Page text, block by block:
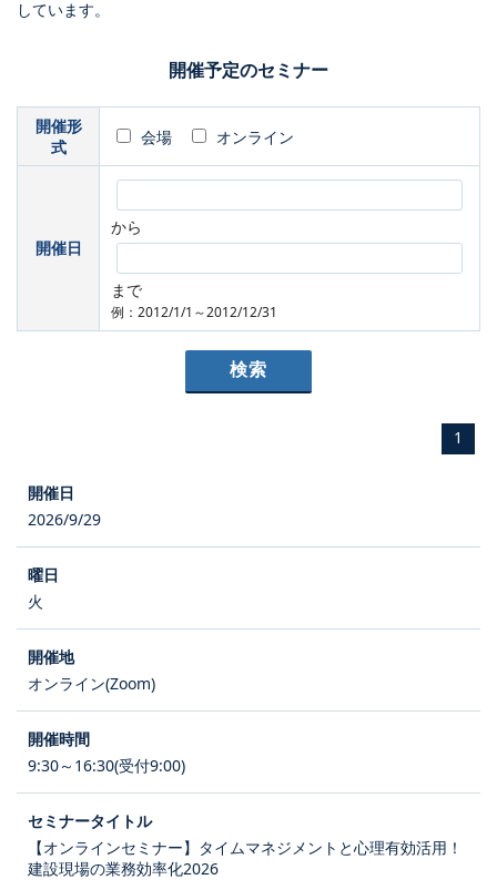
しています。
開催予定のセミナー
開催形
式
会場 オンライン
開催日
から
まで
例：2012/1/1～2012/12/31
1
2026/9/29
火
オンライン(Zoom)
9:30～16:30(受付9:00)
【オンラインセミナー】タイムマネジメントと心理有効活用！
建設現場の業務効率化2026